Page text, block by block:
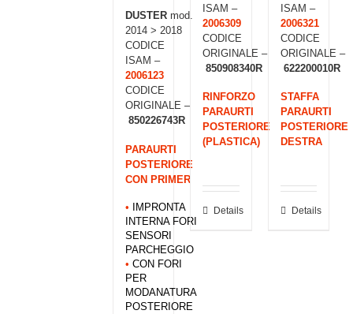
DUSTER mod.
2014 > 2018
CODICE
ISAM –
2006123
CODICE
ORIGINALE –
850226743R
PARAURTI
POSTERIORE
CON PRIMER
•
IMPRONTA
INTERNA FORI
SENSORI
PARCHEGGIO
• CON FORI
PER
MODANATURA
POSTERIORE
ISAM –
2006309
CODICE
ORIGINALE –
850908340R
RINFORZO
PARAURTI
POSTERIORE
(PLASTICA)
Details
ISAM –
2006321
CODICE
ORIGINALE –
622200010R
STAFFA
PARAURTI
POSTERIORE
DESTRA
Details